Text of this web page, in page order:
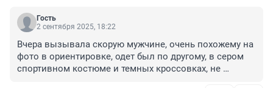
Гость
2 сентября 2025, 18:22
Вчера вызывала скорую мужчине, очень похожему на
фото в ориентировке, одет был по другому, в сером
спортивном костюме и темных кроссовках, не